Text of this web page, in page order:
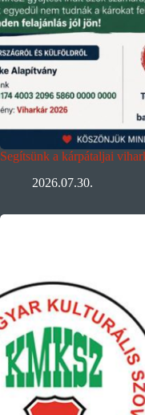
Segítsünk a kárpátaljai
2026.07.30.